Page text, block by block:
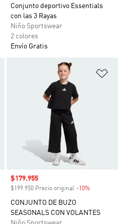
Conjunto deportivo Essentials
con las 3 Rayas
Niño Sportswear
2 colores
Envío Gratis
Añadir a la lista de deseos
Precio de venta
$179.955
$199.950 Precio original -10%
CONJUNTO DE BUZO
SEASONALS CON VOLANTES